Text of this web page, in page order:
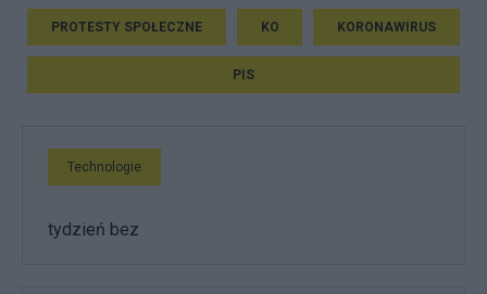
PROTESTY SPOŁECZNE KO KORONAWIRUS
PIS
Technologie
tydzień bez